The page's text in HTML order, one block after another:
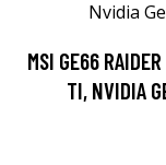
MSI GE66
TI, NVIDIA